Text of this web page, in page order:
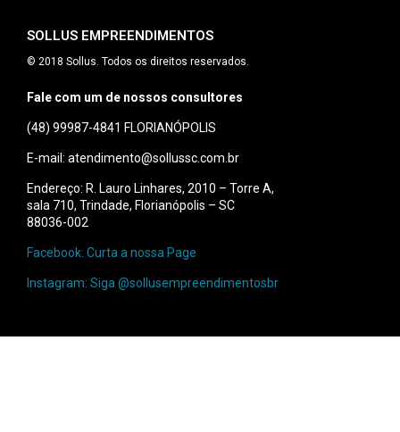
SOLLUS EMPREENDIMENTOS
© 2018 Sollus. Todos os direitos reservados.
Fale com um de nossos consultores
(48) 99987-4841 FLORIANÓPOLIS
E-mail: atendimento@sollussc.com.br
Endereço: R. Lauro Linhares, 2010 – Torre A,
sala 710, Trindade, Florianópolis – SC
88036-002
Facebook: Curta a nossa Page
Instagram: Siga @sollusempreendimentosbr